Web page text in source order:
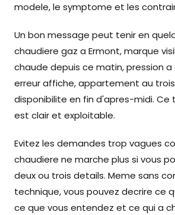
modele, le symptome et les
Un bon message peut tenir en
chaudiere gaz a Ermont, marque
chaude depuis ce matin, pression a
erreur affiche, appartement au
disponibilite en fin d'apres-midi. Ce
est clair et exploitable.
Evitez les demandes trop vagues
chaudiere ne marche plus si vous
deux ou trois details. Meme sans
technique, vous pouvez decrire ce
ce que vous entendez et ce qui a